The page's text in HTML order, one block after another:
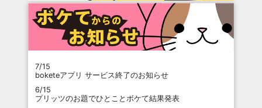
7/15
boketeアプリ サービス終了のお知らせ
6/15
プリッツのお題でひとことボケて結果発表